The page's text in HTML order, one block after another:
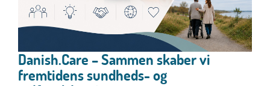
Danish.Care – Sammen skaber vi
fremtidens sundheds- og